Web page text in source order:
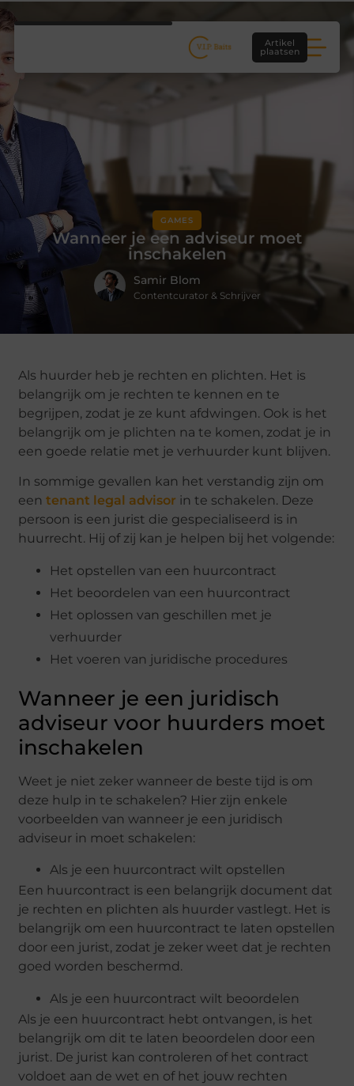
Artikel
plaatsen
GAMES
Wanneer je een adviseur moet
inschakelen
Samir Blom
Contentcurator & Schrijver
Als huurder heb je rechten en plichten. Het is
belangrijk om je rechten te kennen en te
begrijpen, zodat je ze kunt afdwingen. Ook is het
belangrijk om je plichten na te komen, zodat je in
een goede relatie met je verhuurder kunt blijven.
In sommige gevallen kan het verstandig zijn om
eentenant legal advisor in te schakelen. Deze
persoon is een jurist die gespecialiseerd is in
huurrecht. Hij of zij kan je helpen bij het volgende:
Het opstellen van een huurcontract
Het beoordelen van een huurcontract
Het oplossen van geschillen met je
verhuurder
Het voeren van juridische procedures
Wanneer je een juridisch
adviseur voor huurders moet
inschakelen
Weet je niet zeker wanneer de beste tijd is om
deze hulp in te schakelen? Hier zijn enkele
voorbeelden van wanneer je een juridisch
adviseur in moet schakelen:
Als je een huurcontract wilt opstellen
Een huurcontract is een belangrijk document dat
je rechten en plichten als huurder vastlegt. Het is
belangrijk om een huurcontract te laten opstellen
door een jurist, zodat je zeker weet dat je rechten
goed worden beschermd.
Als je een huurcontract wilt beoordelen
Als je een huurcontract hebt ontvangen, is het
belangrijk om dit te laten beoordelen door een
jurist. De jurist kan controleren of het contract
voldoet aan de wet en of het jouw rechten